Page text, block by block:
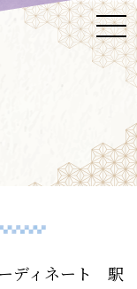
ディネート 駅